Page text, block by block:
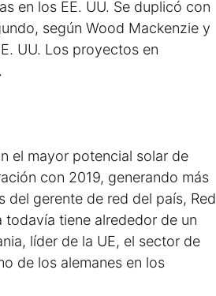
en los EE. UU. Se duplicó con
según Wood Mackenzie y
UU. Los proyectos en
el mayor potencial solar de
con 2019, generando más
del gerente de red del país, Red
todavía tiene alrededor de un
líder de la UE, el sector de
de los alemanes en los